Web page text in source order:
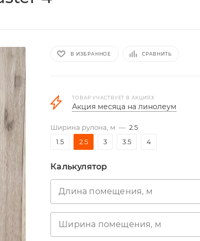
В ИЗБРАННОЕ СРАВНИТЬ
ТОВАР УЧАСТВУЕТ В АКЦИЯХ
Акция месяца на линолеум
Ширина рулона, м — 2.5
1.5
2.5 3 3.5 4
Калькулятор
Длина помещения, м
Ширина помещения, м